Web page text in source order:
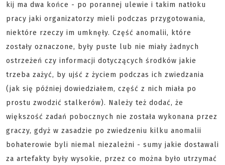
kij ma dwa końce - po porannej ulewie i takim natłoku
pracy jaki organizatorzy mieli podczas przygotowania,
niektóre rzeczy im umknęły. Część anomalii, które
zostały oznaczone, były puste lub nie miały żadnych
ostrzeżeń czy informacji dotyczących środków jakie
trzeba zażyć, by ujść z życiem podczas ich zwiedzania
(jak się później dowiedziałem, część z nich miała po
prostu zwodzić stalkerów). Należy też dodać, że
większość zadań pobocznych nie została wykonana przez
graczy, gdyż w zasadzie po zwiedzeniu kilku anomalii
bohaterowie byli niemal niezależni - sumy jakie dostawali
za artefakty były wysokie, przez co można było utrzymać